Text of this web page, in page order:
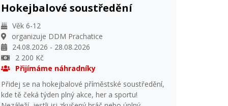
Hokejbalové soustředění
Věk 6-12
organizuje DDM Prachatice
24.08.2026 - 28.08.2026
2 200 Kč
Přijímáme náhradníky
Přidej se na hokejbalové příměstské soustředění,
kde tě čeká týden plný akce, her a sportu!